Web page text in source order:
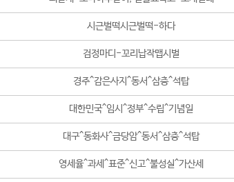
시근벌떡시근벌떡-하다
검정마디-꼬리납작맵시벌
경주^감은사지^동서^삼층^석탑
대한민국^임시^정부^수립^기념일
대구^동화사^금당암^동서^삼층^석탑
영세율^과세^표준^신고^불성실^가산세